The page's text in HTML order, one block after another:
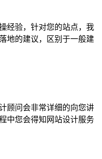
经验，针对您的站点，我
地的建议，区别于一般建
顾问会非常详细的向您讲
中您会得知网站设计服务